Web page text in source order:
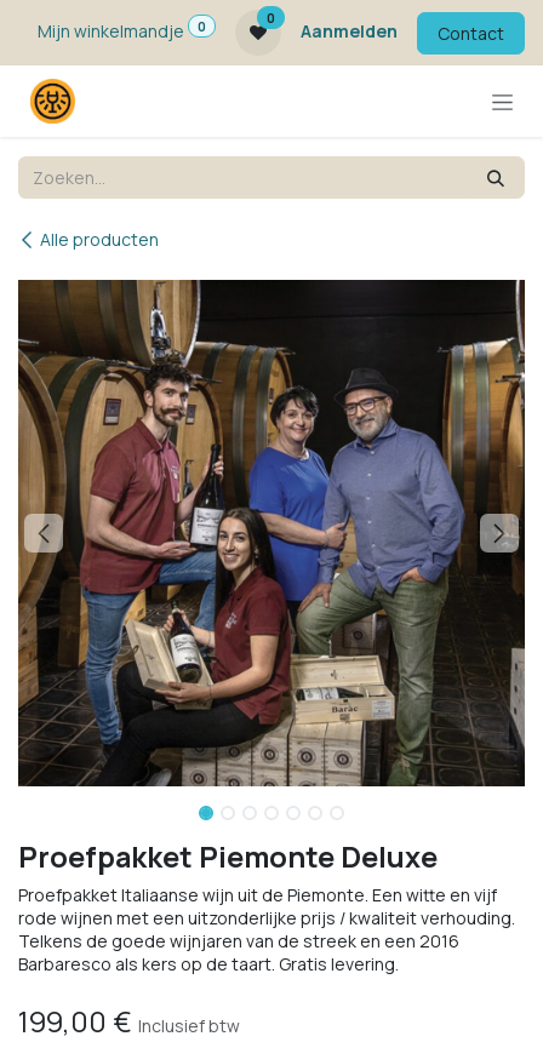
Mijn winkelmandje
0
0
Aanmelden Contact
Alle producten
Proefpakket Piemonte Deluxe
Proefpakket Italiaanse wijn uit de Piemonte. Een witte en vijf
rode wijnen met een uitzonderlijke prijs / kwaliteit verhouding.
Telkens de goede wijnjaren van de streek en een 2016
Barbaresco als kers op de taart. Gratis levering.
199,00 € Inclusief btw